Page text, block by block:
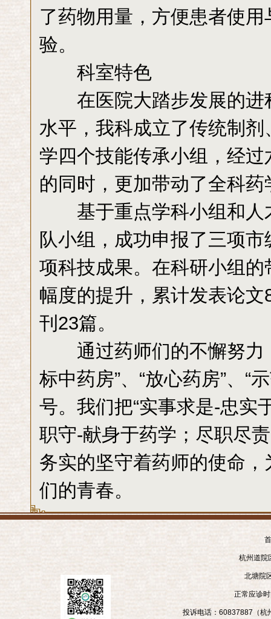
了药物用量，方便患者使
验。
科室特色
在医院大踏步发展的进
水平，我科成立了传统制
学四个技能传承小组，经
的同时，更加带动了全科
基于重点学科小组和人
队小组，成功申报了三项
项科技成果。在科研小组
幅度的提升，累计发表论
刊23篇。
通过药师们的不懈努力，
标中药房”、“放心药房”、“
号。我们把“实事求是-忠实
职守-献身于药学；尽职尽
务实的坚守着药师的使命
们的青春。
杭州道院
北塘院
正常应诊
投诉电话：60837887（杭